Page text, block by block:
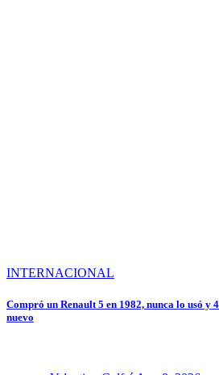
INTERNACIONAL
Compró un Renault 5 en 1982, nunca lo usó y
nuevo